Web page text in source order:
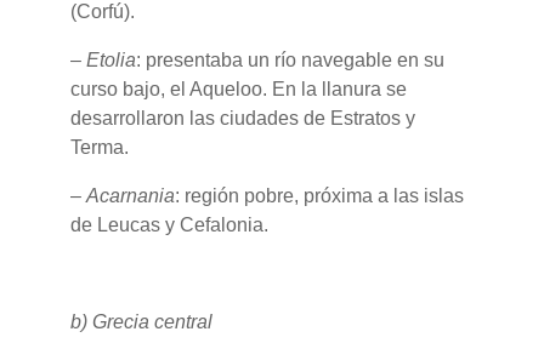
(Corfú).
– Etolia: presentaba un río navegable en su
curso bajo, el Aqueloo. En la llanura se
desarrollaron las ciudades de Estratos y
Terma.
– Acarnania: región pobre, próxima a las islas
de Leucas y Cefalonia.
b) Grecia central